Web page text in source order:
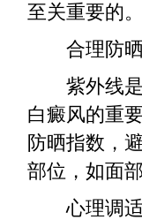
至关重要的。
合理防晒
紫外线是
白癜风的重
防晒指数，
部位，如面
心理调适